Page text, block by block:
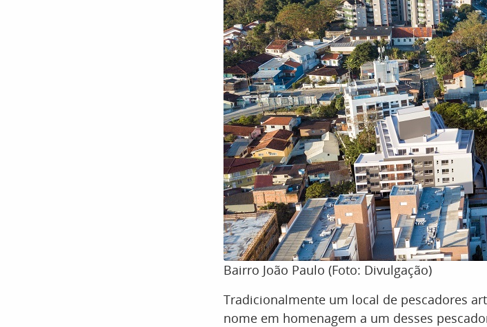
Bairro João Paulo (Foto: Divulgação)
Tradicionalmente um local de pescadores
nome em homenagem a um desses